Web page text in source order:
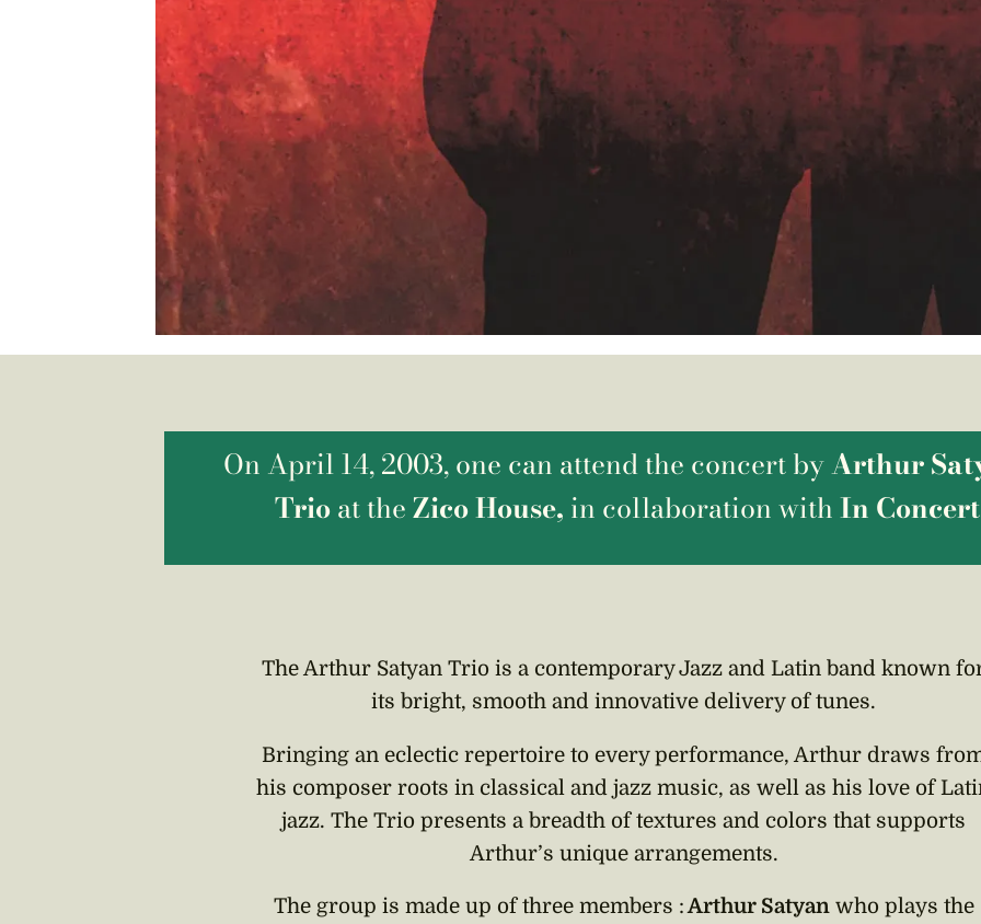
On April 14, 2003, one can attend the concert byArthur
Trioat theZico House, in collaboration withIn
The Arthur Satyan Trio is a contemporary Jazz and Latin band known
its bright, smooth and innovative delivery of tunes.
Bringing an eclectic repertoire to every performance, Arthur draws
his composer roots in classical and jazz music, as well as his love of
jazz. The Trio presents a breadth of textures and colors that supports
Arthur’s unique arrangements.
The group is made up of three members :Arthur Satyanwho plays the